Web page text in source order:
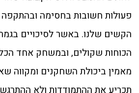
פעולות חשובות בחסימה ובהתקפה
הקשים שלנו. באשר לסיכויים
הכוחות שקולים, ובמשחק אחד הכל
מאמין ביכולת השחקנים ומקווה
תכריע את ההתמודדות ולא